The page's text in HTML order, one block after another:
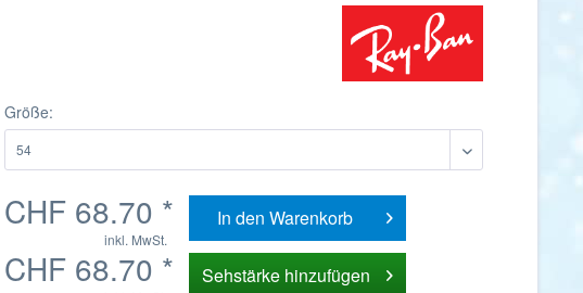
Größe:
CHF 68.70 *
inkl. MwSt.
In den Warenkorb
CHF 68.70 * Sehstärke hinzufügen